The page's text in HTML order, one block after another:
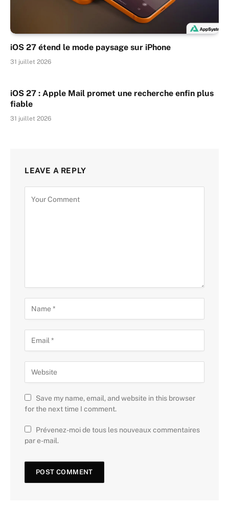
iOS 27 étend le mode paysage sur iPhone
31 juillet 2026
iOS 27 : Apple Mail promet une recherche enfin plus
fiable
31 juillet 2026
LEAVE A REPLY
Save my name, email, and website in this browser
for the next time I comment.
Prévenez-moi de tous les nouveaux commentaires
par e-mail.